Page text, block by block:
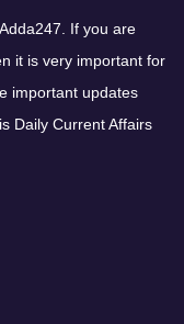
If you are
it is very important for
important updates
Daily Current Affairs